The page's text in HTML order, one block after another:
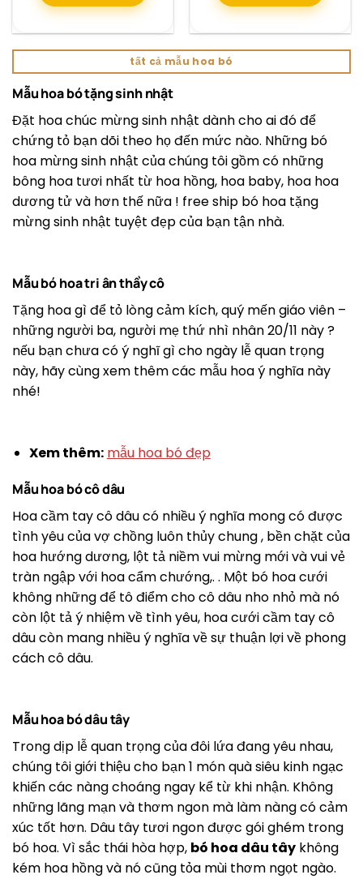
tất cả mẫu hoa bó
Mẫu hoa bó tặng sinh nhật
Đặt hoa chúc mừng sinh nhật dành cho ai đó để
chứng tỏ bạn dõi theo họ đến mức nào. Những bó
hoa mừng sinh nhật của chúng tôi gồm có những
bông hoa tươi nhất từ ​​hoa hồng, hoa baby, hoa hoa
dương tử và hơn thế nữa ! free ship bó hoa tặng
mừng sinh nhật tuyệt đẹp của bạn tận nhà.
Mẫu bó hoa tri ân thầy cô
Tặng hoa gì để tỏ lòng cảm kích, quý mến giáo viên –
những người ba, người mẹ thứ nhì nhân 20/11 này ?
nếu bạn chưa có ý nghĩ gì cho ngày lễ quan trọng
này, hãy cùng xem thêm các mẫu hoa ý nghĩa này
nhé!
Xem thêm: mẫu hoa bó đẹp
Mẫu hoa bó cô dâu
Hoa cầm tay cô dâu có nhiều ý nghĩa mong có được
tình yêu của vợ chồng luôn thủy chung , bền chặt của
hoa hướng dương, lột tả niềm vui mừng mới và vui vẻ
tràn ngập với hoa cẩm chướng,. . Một bó hoa cưới
không những để tô điểm cho cô dâu nho nhỏ mà nó
còn lột tả ý nhiệm về tình yêu, hoa cưới cầm tay cô
dâu còn mang nhiều ý nghĩa về sự thuận lợi về phong
cách cô dâu.
Mẫu hoa bó dâu tây
Trong dịp lễ quan trọng của đôi lứa đang yêu nhau,
chúng tôi giới thiệu cho bạn 1 món quà siêu kinh ngạc
khiến các nàng choáng ngay kể từ khi nhận. Không
những lãng mạn và thơm ngon mà làm nàng có cảm
xúc tốt hơn. Dâu tây tươi ngon được gói ghém trong
bó hoa. Vì sắc thái hòa hợp, bó hoa dâu tây không
kém hoa hồng và nó cũng tỏa mùi thơm ngọt ngào.